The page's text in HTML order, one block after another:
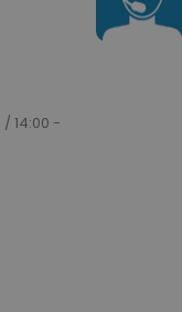
14:00 -
la memoria locale e
su true.
dei prodotti